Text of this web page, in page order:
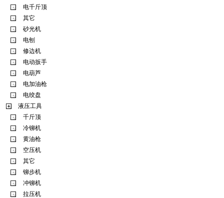
电千斤顶
其它
砂光机
电刨
修边机
电动扳手
电葫芦
电加油枪
电绞盘
液压工具
千斤顶
冷铆机
黄油枪
空压机
其它
铆步机
冲铆机
拉压机